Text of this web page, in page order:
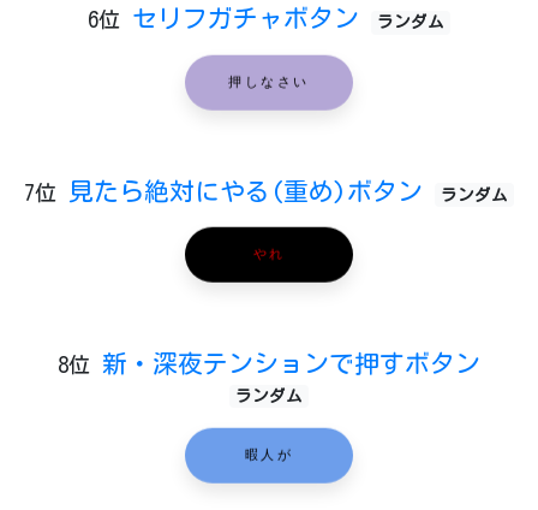
6位 セリフガチャボタン ランダム
押しなさい
7位 見たら絶対にやる(重め)ボタン ランダム
やれ
8位 新・深夜テンションで押すボタン
ランダム
暇人が